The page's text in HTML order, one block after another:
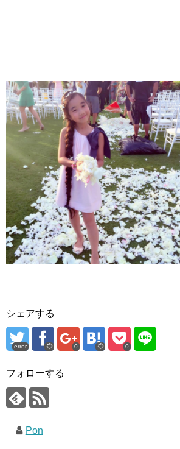
シェアする
error 0 0
フォローする
Pon